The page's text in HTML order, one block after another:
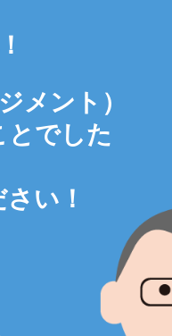
メント）
とでした
い！